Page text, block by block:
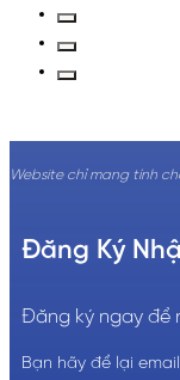
Website chỉ mang tính
Đăng Ký
Đăng ký ngay để
Bạn hãy để lại